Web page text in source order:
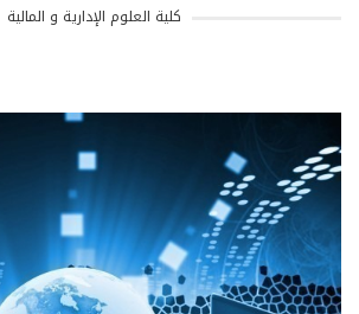
كلية العلوم الإدارية و المالية